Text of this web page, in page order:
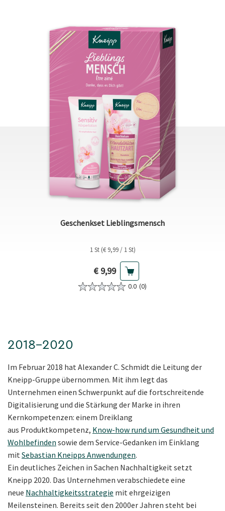
Geschenkset Lieblingsmensch
1 St (€ 9,99 / 1 St)
Aktueller Preis
€ 9,99
0.0 (0)
2018–2020
Im Februar 2018 hat Alexander C. Schmidt die Leitung der
Kneipp-Gruppe übernommen. Mit ihm legt das
Unternehmen einen Schwerpunkt auf die fortschreitende
Digitalisierung und die Stärkung der Marke in ihren
Kernkompetenzen: einem Dreiklang
aus Produktkompetenz, Know-how rund um Gesundheit und
Wohlbefinden sowie dem Service-Gedanken im Einklang
mitSebastian Kneipps Anwendungen.
Ein deutliches Zeichen in Sachen Nachhaltigkeit setzt
Kneipp 2020. Das Unternehmen verabschiedete eine
neue Nachhaltigkeitsstrategie mit ehrgeizigen
Meilensteinen. Bereits seit den 2000er Jahren steht bei